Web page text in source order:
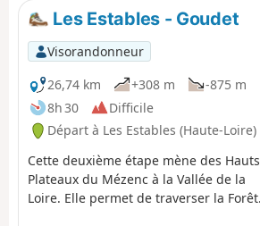
de rejoindre le gîte de Villevieille.
Les Estables - Goudet
Visorandonneur
26,74 km
+308 m
-875 m
8h 30
Difficile
Départ à Les Estables (Haute-Loire)
Cette deuxième étape mène des Hauts
Plateaux du Mézenc à la Vallée de la
Loire. Elle permet de traverser la Forêt